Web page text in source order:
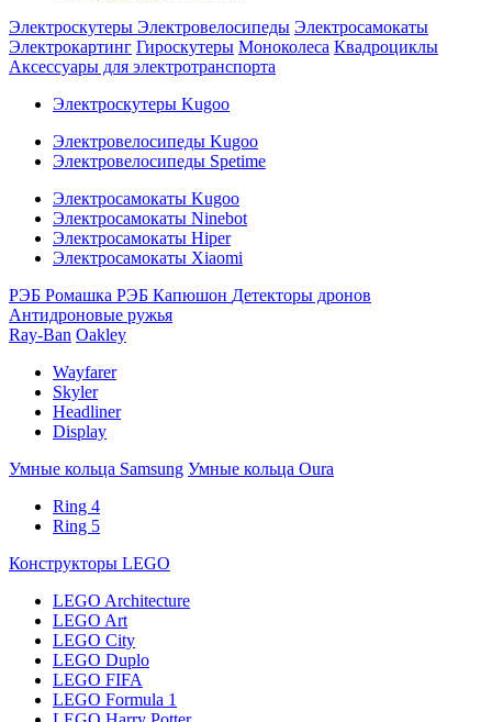
Электроскутеры Электровелосипеды Электросамокаты
Электрокартинг Гироскутеры Моноколеса Квадроциклы
Аксессуары для электротранспорта
Электроскутеры Kugoo
Электровелосипеды Kugoo
Электровелосипеды Spetime
Электросамокаты Kugoo
Электросамокаты Ninebot
Электросамокаты Hiper
Электросамокаты Xiaomi
РЭБ Ромашка РЭБ Капюшон Детекторы дронов
Антидроновые ружья
Ray-Ban Oakley
Wayfarer
Skyler
Headliner
Display
Умные кольца Samsung Умные кольца Oura
Ring 4
Ring 5
Конструкторы LEGO
LEGO Architecture
LEGO Art
LEGO City
LEGO Duplo
LEGO FIFA
LEGO Formula 1